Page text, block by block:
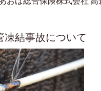
凍結事故について